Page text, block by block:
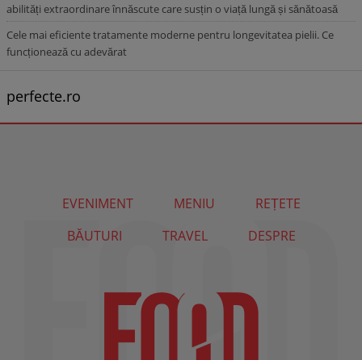
abilități extraordinare înnăscute care susțin o viață lungă și sănătoasă
Cele mai eficiente tratamente moderne pentru longevitatea pielii. Ce
funcționează cu adevărat
perfecte.ro
EVENIMENT MENIU
REȚETE
BĂUTURI
TRAVEL DESPRE